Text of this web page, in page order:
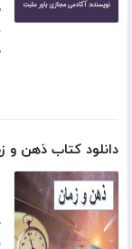
دانلود کتاب ذهن و